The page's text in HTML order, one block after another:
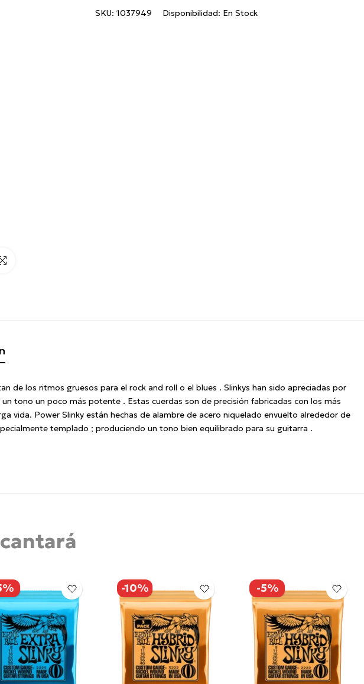
para alargar
SKU: 1037949 Disponibilidad: En Stock
de los ritmos gruesos para el rock and roll o el blues . Slinkys han sido apreciadas por
tono un poco más potente . Estas cuerdas son de precisión fabricadas con los más
vida. Power Slinky están hechas de alambre de acero niquelado envuelto alrededor de
templado ; produciendo un tono bien equilibrado para su guitarra .
-10% -5%